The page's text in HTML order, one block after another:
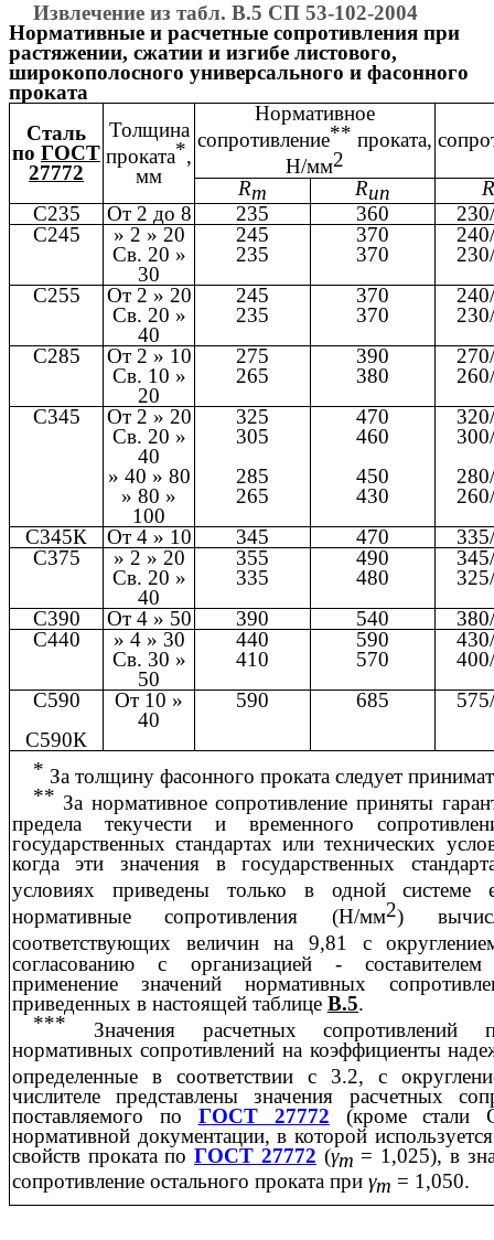
Извлечение из табл. В.5 СП 53-102-2004
Нормативные и расчетные сопротивления при
растяжении, сжатии и изгибе листового,
широкополосного универсального и фасонного
проката
Сталь
по ГОСТ
27772
Толщина
проката*,
мм
Нормативное
сопротивление** проката,
Н/мм2
Rm Run
R
С235
От 2 до 8 235 360
С245
» 2 » 20 245 370
Св. 20 »
30
235 370
С255
От 2 » 20 245 370
Св. 20 »
40
235 370
С285
От 2 » 10 275 390
Св. 10 »
20
265 380
С345
От 2 » 20 325 470
Св. 20 »
40
305 460
» 40 » 80
285 450
» 80 »
100
265 430
С345К
От 4 » 10 345 470
С375
» 2 » 20 355 490
Св. 20 »
40
335 480
С390
От 4 » 50 390 540
С440
» 4 » 30 440 590
Св. 30 »
50
410 570
С590
От 10 »
40
590 685
С590К
* За толщину фасонного проката следует
** За нормативное сопротивление приняты
предела текучести и временного
государственных стандартах или технических
когда эти значения в государственных
условиях приведены только в одной системе
нормативные сопротивления (Н/мм2)
соответствующих величин на 9,81 с
согласованию с организацией -
применение значений нормативных
приведенных в настоящей таблице В.5.
*** Значения расчетных сопротивлений
нормативных сопротивлений на коэффициенты
определенные в соответствии с 3.2, с
числителе представлены значения расчетных
поставляемого по ГОСТ 27772 (кроме стали
нормативной документации, в которой
свойств проката поГОСТ 27772 (γm = 1,025), в
сопротивление остального проката при γm = 1,050.